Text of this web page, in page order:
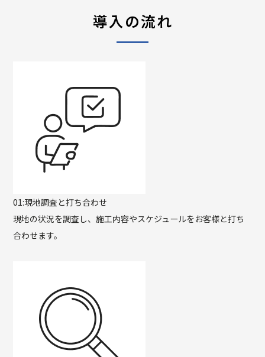
導入の流れ
01:現地調査と打ち合わせ
現地の状況を調査し、施工内容やスケジュールをお客様と打ち
合わせます。